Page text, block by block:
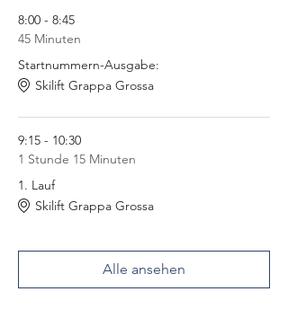
8:00 - 8:45
45 Minuten
Startnummern-Ausgabe:
Skilift Grappa Grossa
9:15 - 10:30
1 Stunde 15 Minuten
1. Lauf
Skilift Grappa Grossa
Alle ansehen